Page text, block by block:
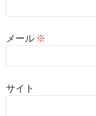
メール ※
サイト